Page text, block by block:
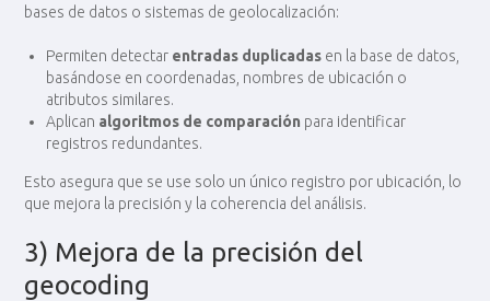
bases de datos o sistemas de geolocalización:
Permiten detectar entradas duplicadas en la base de datos,
basándose en coordenadas, nombres de ubicación o
atributos similares.
Aplican algoritmos de comparación para identificar
registros redundantes.
Esto asegura que se use solo un único registro por ubicación, lo
que mejora la precisión y la coherencia del análisis.
3) Mejora de la precisión del
geocoding